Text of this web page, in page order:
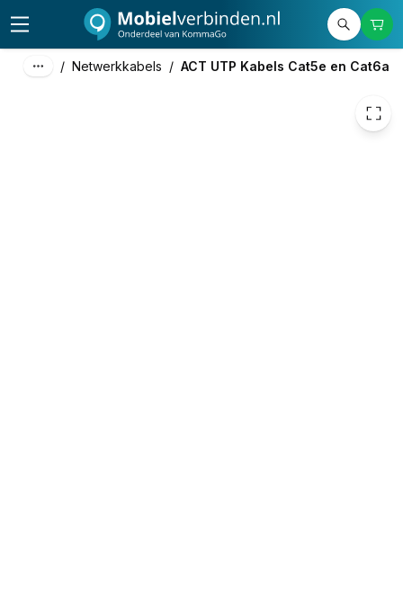
/ Netwerkkabels / ACT UTP Kabels Cat5e en Cat6a
€ 1,15